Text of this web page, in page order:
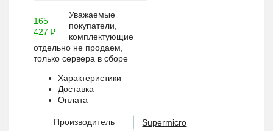
165
427₽
Уважаемые
покупатели,
комплектующие
отдельно не продаем,
только сервера в сборе
Характеристики
Доставка
Оплата
Производитель
Supermicro